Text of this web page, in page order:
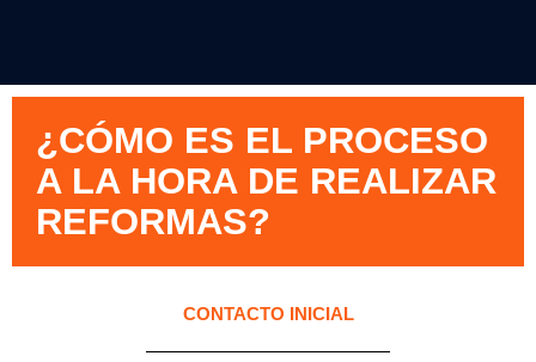
¿CÓMO ES EL PROCESO
A LA HORA DE REALIZAR
REFORMAS?
CONTACTO INICIAL